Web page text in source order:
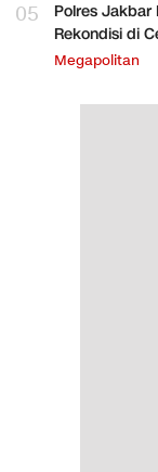
05
Polres Jakbar
Rekondisi di
Megapolitan